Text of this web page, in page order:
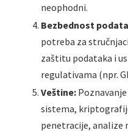
neophodni.
Bezbednost
potreba za
zaštitu podataka i
regulativama (npr.
Veštine:
sistema,
penetracije, analize